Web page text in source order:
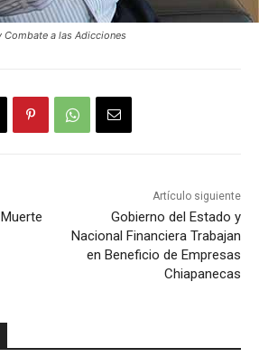
Combate a las Adicciones
Artículo siguiente
Gobierno del Estado y
Nacional Financiera Trabajan
en Beneficio de Empresas
Chiapanecas